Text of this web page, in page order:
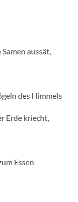
aussät,
des Himmels
Erde kriecht,
Essen